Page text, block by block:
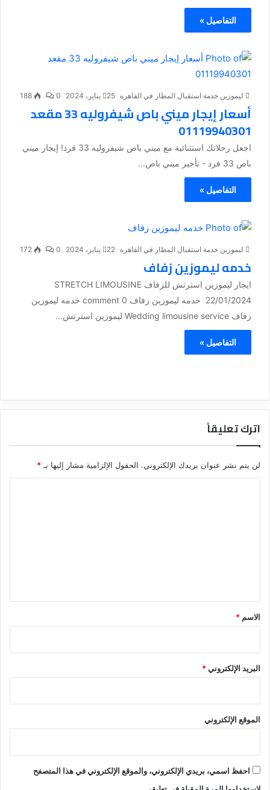
التفاصيل »
ليموزين خدمة استقبال المطار في القاهره 25 يناير، 2024 0
188
أسعار إيجار ميني باص شيفروليه 33 مقعد
01119940301
اجعل رحلاتك استثنائية مع ميني باص شيفروليه 33 فرد! إيجار ميني
باص 33 فرد - تأجير ميني باص...
التفاصيل »
ليموزين خدمة استقبال المطار في القاهره 22 يناير، 2024 0
172
خدمه ليموزين زفاف
ايجار ليموزين استرتش للزفاف STRETCH LIMOUSINE
22/01/2024 خدمه ليموزين زفاف 0 comment خدمه ليموزين
زفاف Wedding limousine service ليموزين استرتش...
التفاصيل »
اترك تعليقاً
لن يتم نشر عنوان بريدك الإلكتروني. الحقول الإلزامية مشار إليها بـ*
*
الاسم *
البريد الإلكتروني*
الموقع الإلكتروني
احفظ اسمي، بريدي الإلكتروني، والموقع الإلكتروني في هذا المتصفح